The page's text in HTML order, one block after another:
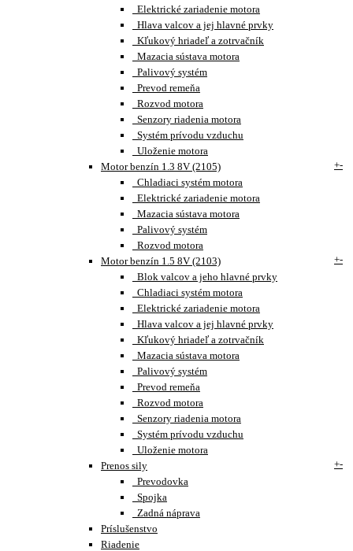
Elektrické zariadenie motora
Hlava valcov a jej hlavné prvky
Kľukový hriadeľ a zotrvačník
Mazacia sústava motora
Palivový systém
Prevod remeňa
Rozvod motora
Senzory riadenia motora
Systém prívodu vzduchu
Uloženie motora
Motor benzín 1.3 8V (2105)
+-
Chladiaci systém motora
Elektrické zariadenie motora
Mazacia sústava motora
Palivový systém
Rozvod motora
Motor benzín 1.5 8V (2103)
+-
Blok valcov a jeho hlavné prvky
Chladiaci systém motora
Elektrické zariadenie motora
Hlava valcov a jej hlavné prvky
Kľukový hriadeľ a zotrvačník
Mazacia sústava motora
Palivový systém
Prevod remeňa
Rozvod motora
Senzory riadenia motora
Systém prívodu vzduchu
Uloženie motora
Prenos sily
+-
Prevodovka
Spojka
Zadná náprava
Príslušenstvo
Riadenie